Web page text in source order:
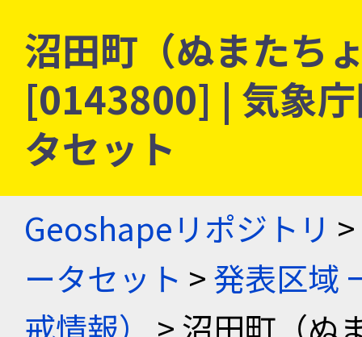
沼田町（ぬまたち
[0143800] | 気象
タセット
Geoshapeリポジトリ >
ータセット >発表区域
戒情報）
> 沼田町（ぬ